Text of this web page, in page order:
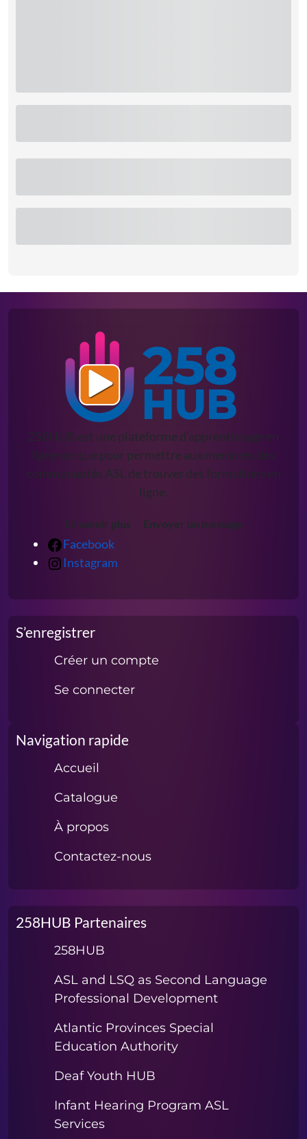
258HUB est une plateforme d’apprentissage en
ligne conçue pour permettre aux membres des
communautés ASL de trouver des formations en
ligne.
En savoir plus Envoyer un message
Facebook
Instagram
S’enregistrer
Créer un compte
Se connecter
Navigation rapide
Accueil
Catalogue
À propos
Contactez-nous
258HUB Partenaires
258HUB
ASL and LSQ as Second Language
Professional Development
Atlantic Provinces Special
Education Authority
Deaf Youth HUB
Infant Hearing Program ASL
Services